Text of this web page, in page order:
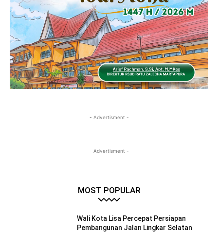
- Advertisment -
- Advertisment -
MOST POPULAR
Wali Kota Lisa Percepat Persiapan
Pembangunan Jalan Lingkar Selatan